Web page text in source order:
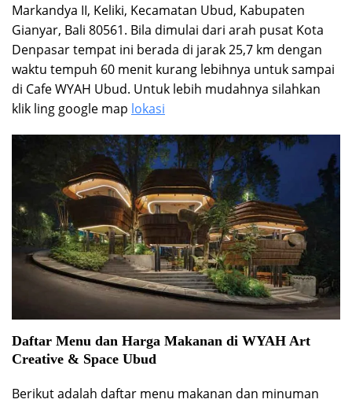
Markandya II, Keliki, Kecamatan Ubud, Kabupaten
Gianyar, Bali 80561. Bila dimulai dari arah pusat Kota
Denpasar tempat ini berada di jarak 25,7 km dengan
waktu tempuh 60 menit kurang lebihnya untuk sampai
di Cafe WYAH Ubud. Untuk lebih mudahnya silahkan
klik ling google map lokasi
Daftar Menu dan Harga Makanan di WYAH Art
Creative & Space Ubud
Berikut adalah daftar menu makanan dan minuman